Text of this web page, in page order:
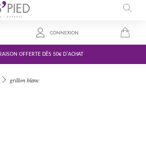
OFFERTE DÈS 50€ D'ACHAT
CONNEXION
grillon blanc
92,00 €